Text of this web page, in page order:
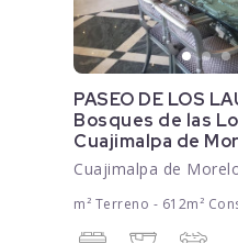
PASEO DE LOS
Bosques de las
Cuajimalpa de
Cuajimalpa de
m² Terreno - 612m²